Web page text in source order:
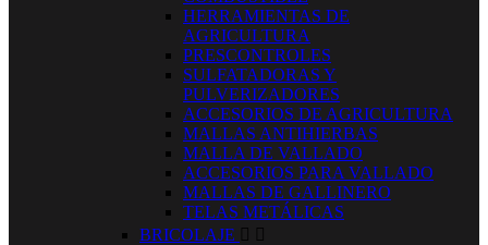
HERRAMIENTAS DE
AGRICULTURA
PRESCONTROLES
SULFATADORAS Y
PULVERIZADORES
ACCESORIOS DE AGRICULTURA
MALLAS ANTIHIERBAS
MALLA DE VALLADO
ACCESORIOS PARA VALLADO
MALLAS DE GALLINERO
TELAS METÁLICAS
BRICOLAJE  